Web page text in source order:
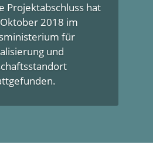
Projektabschluss hat
2018 im
für
und